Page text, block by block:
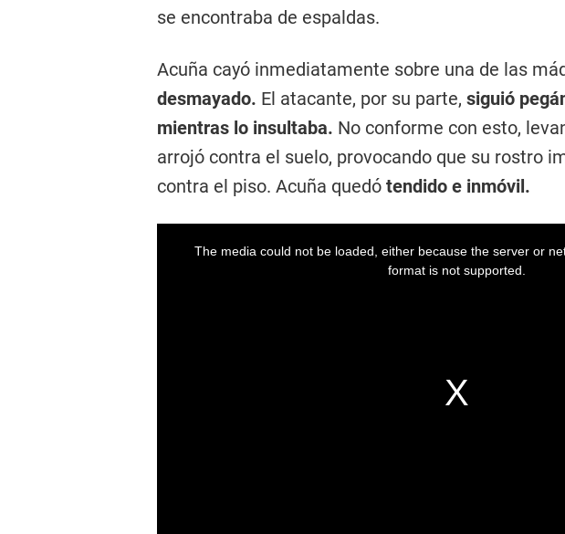
se encontraba de espaldas.
Acuña cayó inmediatamente sobre una de las
desmayado. El atacante, por su parte, siguió
mientras lo insultaba. No conforme con esto,
arrojó contra el suelo, provocando que su rostro
contra el piso. Acuña quedó tendido e inmóvil.